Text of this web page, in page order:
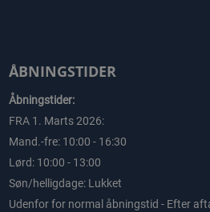
ÅBNINGSTIDER
Åbningstider:
FRA 1. Marts 2026:
Mand.-fre: 10:00 - 16:30
Lørd: 10:00 - 13:00
Søn/helligdage: Lukket
Udenfor for normal åbningstid - Efter